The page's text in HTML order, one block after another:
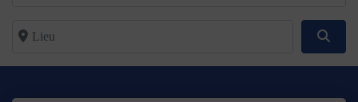
Lieu